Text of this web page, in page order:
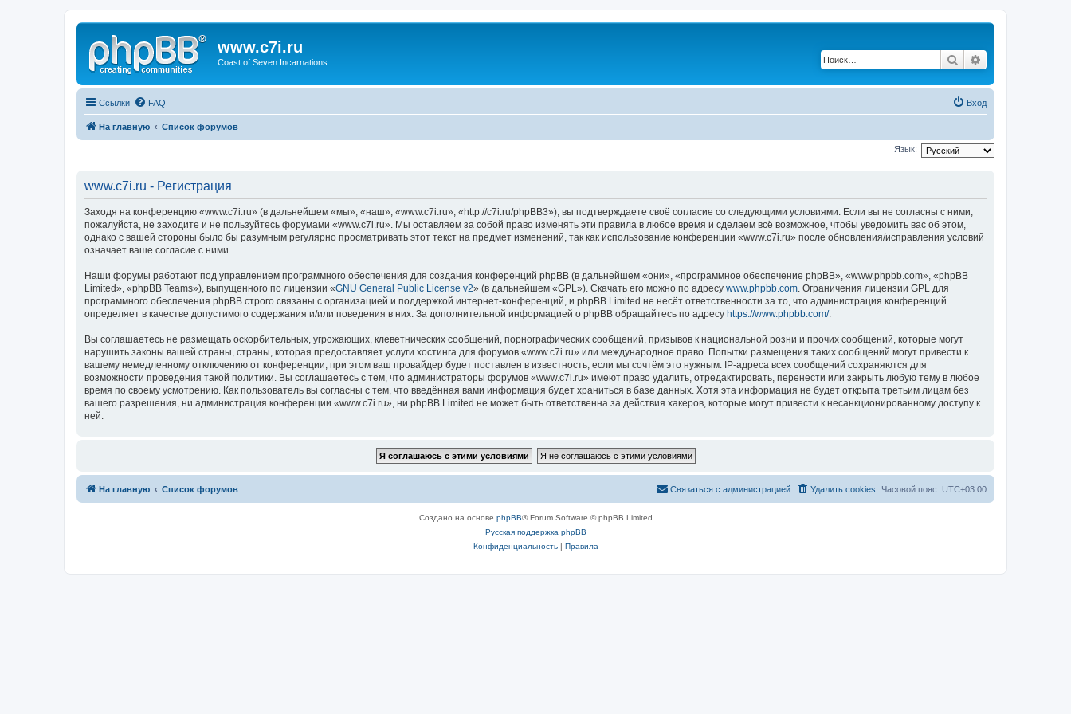
www.c7i.ru
Coast of Seven Incarnations Поиск
Ссылки FAQ Вход
На главную Список форумов
Язык:
www.c7i.ru - Регистрация
Заходя на конференцию «www.c7i.ru» (в дальнейшем «мы», «наш», «www.c7i.ru», «http://c7i.ru/phpBB3»), вы подтверждаете своё согласие со следующими условиями. Если вы не согласны с ними,
пожалуйста, не заходите и не пользуйтесь форумами «www.c7i.ru». Мы оставляем за собой право изменять эти правила в любое время и сделаем всё возможное, чтобы уведомить вас об этом,
однако с вашей стороны было бы разумным регулярно просматривать этот текст на предмет изменений, так как использование конференции «www.c7i.ru» после обновления/исправления условий
означает ваше согласие с ними.
Наши форумы работают под управлением программного обеспечения для создания конференций phpBB (в дальнейшем «они», «программное обеспечение phpBB», «www.phpbb.com», «phpBB
Limited», «phpBB Teams»), выпущенного по лицензии «GNU General Public License v2» (в дальнейшем «GPL»). Скачать его можно по адресу www.phpbb.com. Ограничения лицензии GPL для
программного обеспечения phpBB строго связаны с организацией и поддержкой интернет-конференций, и phpBB Limited не несёт ответственности за то, что администрация конференций
определяет в качестве допустимого содержания и/или поведения в них. За дополнительной информацией о phpBB обращайтесь по адресу https://www.phpbb.com/.
Вы соглашаетесь не размещать оскорбительных, угрожающих, клеветнических сообщений, порнографических сообщений, призывов к национальной розни и прочих сообщений, которые могут
нарушить законы вашей страны, страны, которая предоставляет услуги хостинга для форумов «www.c7i.ru» или международное право. Попытки размещения таких сообщений могут привести к
вашему немедленному отключению от конференции, при этом ваш провайдер будет поставлен в известность, если мы сочтём это нужным. IP-адреса всех сообщений сохраняются для
возможности проведения такой политики. Вы соглашаетесь с тем, что администраторы форумов «www.c7i.ru» имеют право удалить, отредактировать, перенести или закрыть любую тему в любое
время по своему усмотрению. Как пользователь вы согласны с тем, что введённая вами информация будет храниться в базе данных. Хотя эта информация не будет открыта третьим лицам без
вашего разрешения, ни администрация конференции «www.c7i.ru», ни phpBB Limited не может быть ответственна за действия хакеров, которые могут привести к несанкционированному доступу к
ней.
На главную Список форумов Часовой пояс: UTC+03:00
Удалить cookies
Связаться с администрацией
Создано на основе phpBB® Forum Software © phpBB Limited
Русская поддержка phpBB
Конфиденциальность| Правила